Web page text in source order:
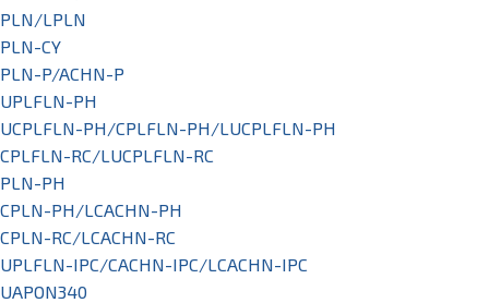
PLN/LPLN
PLN-CY
PLN-P/ACHN-P
UPLFLN-PH
UCPLFLN-PH/CPLFLN-PH/LUCPLFLN-PH
CPLFLN-RC/LUCPLFLN-RC
PLN-PH
CPLN-PH/LCACHN-PH
CPLN-RC/LCACHN-RC
UPLFLN-IPC/CACHN-IPC/LCACHN-IPC
UAPON340